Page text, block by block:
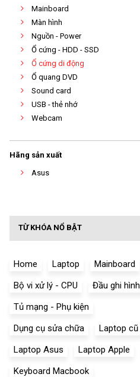
Mainboard
Màn hình
Nguồn - Power
Ổ cứng - HDD - SSD
Ổ cứng di động
Ổ quang DVD
Sound card
USB - thẻ nhớ
Webcam
Hãng sản xuất
Asus
TỪ KHÓA NỔ BẬT
Home Laptop
Mainboard
Bộ vi xử lý - CPU
Đầu ghi hình
Tủ mạng - Phụ kiện
Dụng cụ sửa chữa
Laptop cũ
Laptop Asus
Laptop Apple
Keyboard Macbook